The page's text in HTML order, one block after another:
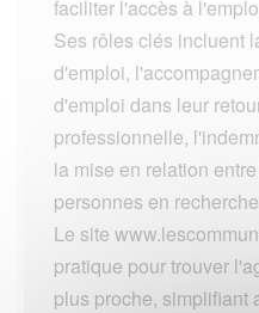
faciliter l'accès à
Ses rôles clés incluent
d'emploi,
d'emploi dans leur
professionnelle,
la mise en relation
personnes en
Le site
pratique pour trouver
plus proche, simplifiant